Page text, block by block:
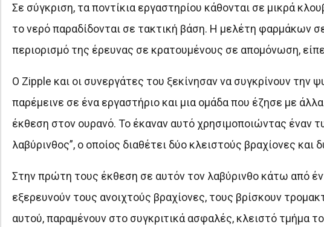
Σε σύγκριση, τα ποντίκια εργαστηρίου κάθονται σε μικρά
το νερό παραδίδονται σε τακτική βάση. Η μελέτη φαρμάκων
περιορισμό της έρευνας σε κρατουμένους σε απομόνωση,
Ο Zipple και οι συνεργάτες του ξεκίνησαν να συγκρίνουν
παρέμεινε σε ένα εργαστήριο και μια ομάδα που έζησε με
έκθεση στον ουρανό. Το έκαναν αυτό χρησιμοποιώντας έναν
λαβύρινθος”, ο οποίος διαθέτει δύο κλειστούς βραχίονες
Στην πρώτη τους έκθεση σε αυτόν τον λαβύρινθο κάτω από
εξερευνούν τους ανοιχτούς βραχίονες, τους βρίσκουν
αυτού, παραμένουν στο συγκριτικά ασφαλές, κλειστό τμήμα